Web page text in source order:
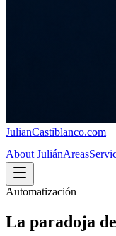
JulianCastiblanco.com
About JuliánAreas
Automatización
La paradoja